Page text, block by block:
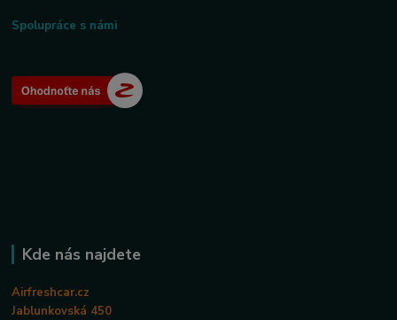
Spolupráce s námi
Kde nás najdete
Airfreshcar.cz
Jablunkovská 450